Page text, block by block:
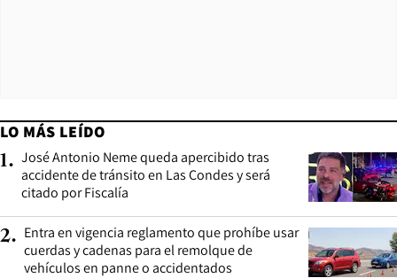
LO MÁS LEÍDO
1. José Antonio Neme queda apercibido tras
accidente de tránsito en Las Condes y será
citado por Fiscalía
2. Entra en vigencia reglamento que prohíbe usar
cuerdas y cadenas para el remolque de
vehículos en panne o accidentados